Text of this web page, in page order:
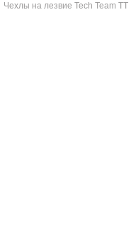
Чехлы на лезвие Tech Team